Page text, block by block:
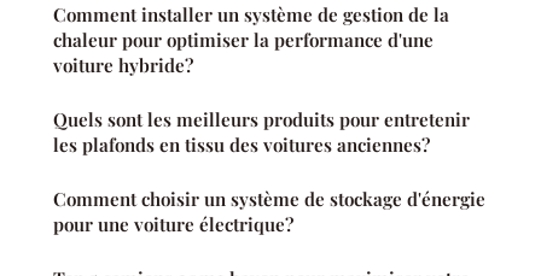
Comment installer un système de gestion de la
chaleur pour optimiser la performance d'une
voiture hybride?
Quels sont les meilleurs produits pour entretenir
les plafonds en tissu des voitures anciennes?
Comment choisir un système de stockage d'énergie
pour une voiture électrique?